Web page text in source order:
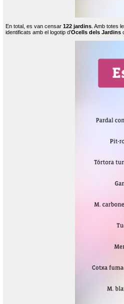
En total, es van censar 122 jardins . Amb totes
identificats amb el logotip d’Ocells dels Jardins